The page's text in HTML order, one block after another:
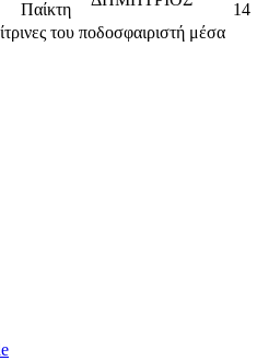
14
του ποδοσφαιριστή μέσα